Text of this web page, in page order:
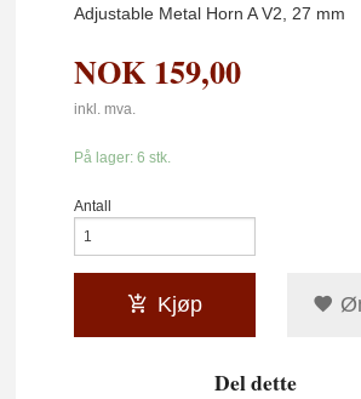
Adjustable Metal Horn A V2, 27 mm
NOK 159,00
inkl. mva.
På lager: 6 stk.
Antall
Kjøp
Del dette